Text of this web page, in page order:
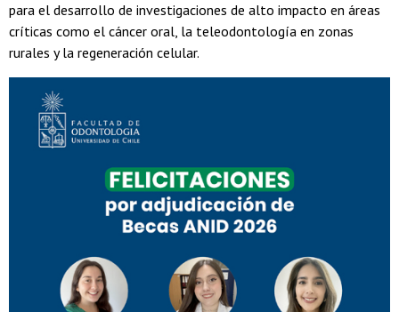
para el desarrollo de investigaciones de alto impacto en áreas
críticas como el cáncer oral, la teleodontología en zonas
rurales y la regeneración celular.